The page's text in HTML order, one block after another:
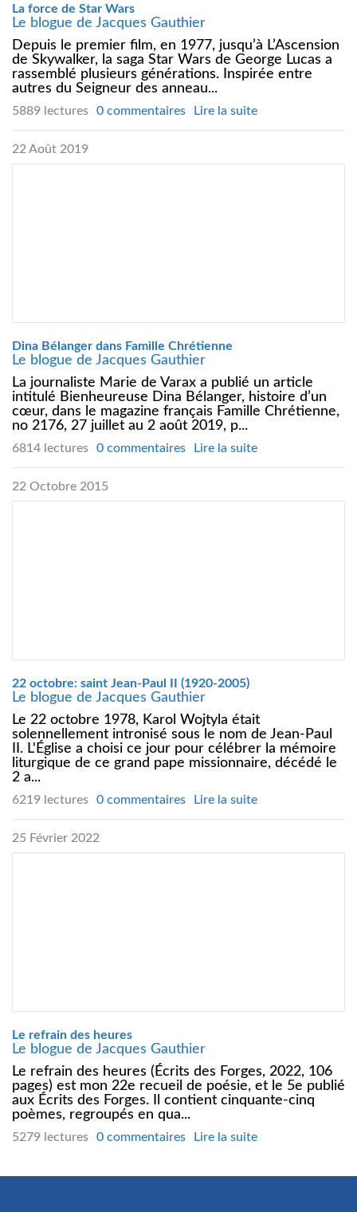
La force de Star Wars
Le blogue de Jacques Gauthier
Depuis le premier film, en 1977, jusqu’à L’Ascension
de Skywalker, la saga Star Wars de George Lucas a
rassemblé plusieurs générations. Inspirée entre
autres du Seigneur des anneau...
5889 lectures 0 commentaires Lire la suite
22 Août 2019
Dina Bélanger dans Famille Chrétienne
Le blogue de Jacques Gauthier
La journaliste Marie de Varax a publié un article
intitulé Bienheureuse Dina Bélanger, histoire d’un
cœur, dans le magazine français Famille Chrétienne,
no 2176, 27 juillet au 2 août 2019, p...
6814 lectures 0 commentaires Lire la suite
22 Octobre 2015
22 octobre: saint Jean-Paul II (1920-2005)
Le blogue de Jacques Gauthier
Le 22 octobre 1978, Karol Wojtyla était
solennellement intronisé sous le nom de Jean-Paul
II. L'Église a choisi ce jour pour célébrer la mémoire
liturgique de ce grand pape missionnaire, décédé le
2 a...
6219 lectures 0 commentaires Lire la suite
25 Février 2022
Le refrain des heures
Le blogue de Jacques Gauthier
Le refrain des heures (Écrits des Forges, 2022, 106
pages) est mon 22e recueil de poésie, et le 5e publié
aux Écrits des Forges. Il contient cinquante-cinq
poèmes, regroupés en qua...
5279 lectures 0 commentaires Lire la suite